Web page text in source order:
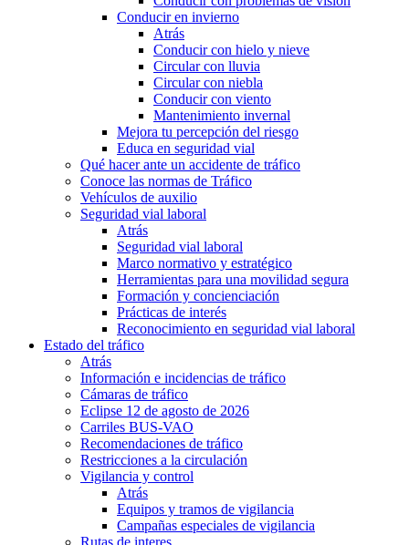
Conducir en invierno
Atrás
Conducir con hielo y nieve
Circular con lluvia
Circular con niebla
Conducir con viento
Mantenimiento invernal
Mejora tu percepción del riesgo
Educa en seguridad vial
Qué hacer ante un accidente de tráfico
Conoce las normas de Tráfico
Vehículos de auxilio
Seguridad vial laboral
Atrás
Seguridad vial laboral
Marco normativo y estratégico
Herramientas para una movilidad segura
Formación y concienciación
Prácticas de interés
Reconocimiento en seguridad vial laboral
Estado del tráfico
Atrás
Información e incidencias de tráfico
Cámaras de tráfico
Eclipse 12 de agosto de 2026
Carriles BUS-VAO
Recomendaciones de tráfico
Restricciones a la circulación
Vigilancia y control
Atrás
Equipos y tramos de vigilancia
Campañas especiales de vigilancia